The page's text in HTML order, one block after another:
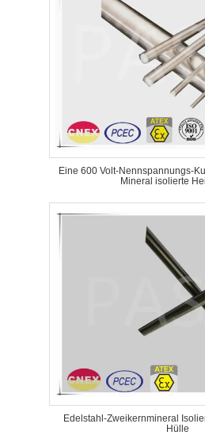
Eine 600 Volt-Nennspannungs-
Mineral isolierte
Edelstahl-Zweikernmineral
Hülle